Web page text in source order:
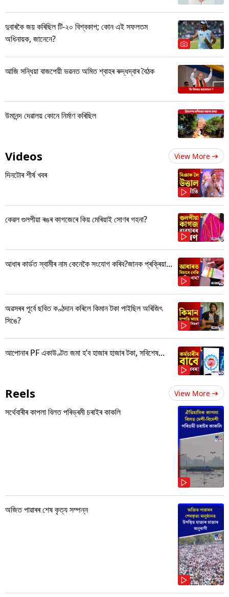
দুবাৰকৈ জয় কৰিছিল টি-২০ বিশ্বকাপ; কোন এই সফলতম
অধিনায়ক, জানেনে?
আজি সন্ধিয়া বাজপেয়ী ভৱনত অমিত শ্বাহৰ ৰুদ্ধদ্বাৰ বৈঠক
উমানন্দ দেৱালয় কোনে নিৰ্মাণ কৰিছিল
Videos View More
দিনটোৰ শীৰ্ষ খবৰ
কেৱল গুলপীয়া ৰঙৰ কাগজেৰে কিয় মেৰিয়াই সোণৰ গহনা?
আধাৰ কাৰ্ডত স্বামীৰ নাম কেনেকৈ সংযোগ কৰিব?জানক প্ৰক্ৰিয়া...
অৱসৰৰ পূৰ্বে ছবিত কণ্ঠদান কৰিলে কিমান টকা পাইছিল অৰিজিৎ
সিঙে?
আপোনাৰ PF একাউণ্টত জমা হ’ব হাজাৰ হাজাৰ টকা, সবিশেষ...
Reels View More
সৰ্থেবাৰীৰ কাপলা বিলত পৰিভ্ৰমী চৰাইৰ কাকলি
অজিত পাৱাৰৰ শেষ কৃত্য সম্পন্ন